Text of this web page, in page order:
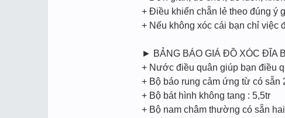
+ Điều khiển chẵn lẻ theo đúng ý
+ Nếu không xóc cái bạn chỉ việc
► BẢNG BÁO GIÁ ĐỒ XÓC ĐĨA
+ Nước điều quân giúp bạn điều
+ Bộ báo rung cảm ứng từ có sẵn
+ Bộ bát hình không tang : 5,5tr
+ Bộ nam châm thường có sẵn